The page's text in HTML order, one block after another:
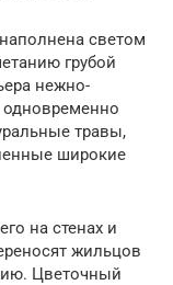
светом
грубой
нежно-
одновременно
травы,
широкие
на стенах и
жильцов
Цветочный